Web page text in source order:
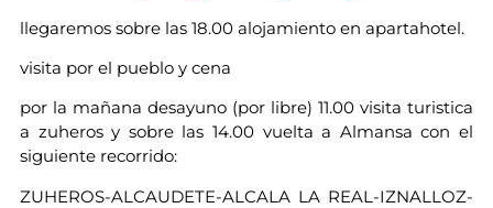
llegaremos sobre las 18.00 alojamiento en apartahotel.
visita por el pueblo y cena
por la mañana desayuno (por libre) 11.00 visita turistica
a zuheros y sobre las 14.00 vuelta a Almansa con el
siguiente recorrido:
ZUHEROS-ALCAUDETE-ALCALA LA REAL-IZNALLOZ-